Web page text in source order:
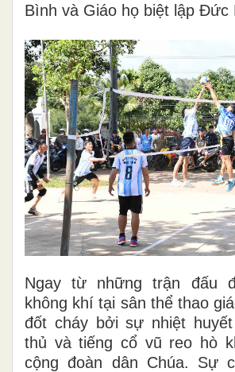
Bình và Giáo họ biệt lập Đức
Ngay từ những trận đấu
không khí tại sân thể thao
đốt cháy bởi sự nhiệt
thủ và tiếng cổ vũ reo hò
cộng đoàn dân Chúa. Sự